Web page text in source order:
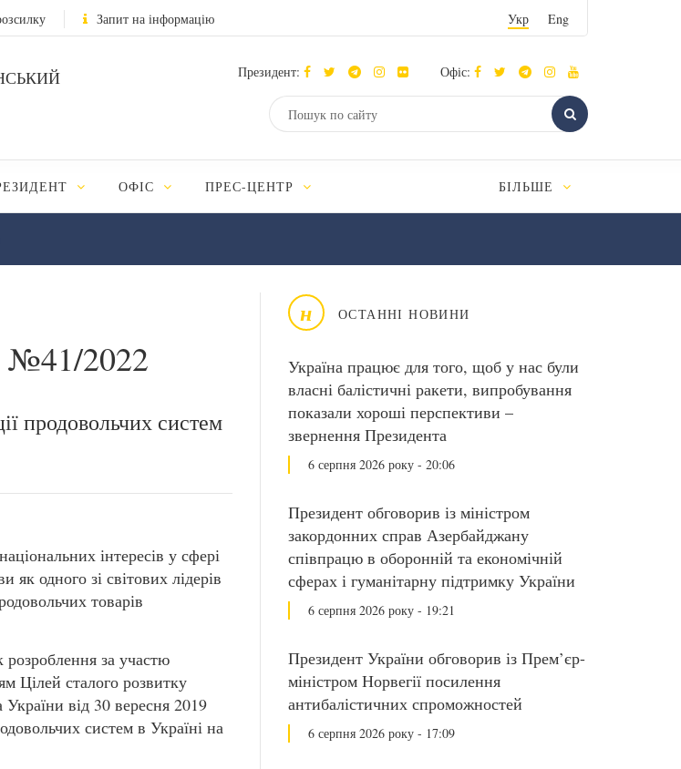
Запит на інформацію Укр Eng
Президент: Офіс:
ОФІС ПРЕС-ЦЕНТР БІЛЬШЕ
н ОСТАННІ НОВИНИ
Україна працює для того, щоб у нас були
власні балістичні ракети, випробування
показали хороші перспективи –
звернення Президента
6 серпня 2026 року - 20:06
Президент обговорив із міністром
закордонних справ Азербайджану
співпрацю в оборонній та економічній
сферах і гуманітарну підтримку України
6 серпня 2026 року - 19:21
Президент України обговорив із Прем’єр-
міністром Норвегії посилення
антибалістичних спроможностей
6 серпня 2026 року - 17:09
2022
продовольчих систем
інтересів у сфері
одного зі світових лідерів
товарів
розроблення за участю
Цілей сталого розвитку
від 30 вересня 2019
систем в Україні на